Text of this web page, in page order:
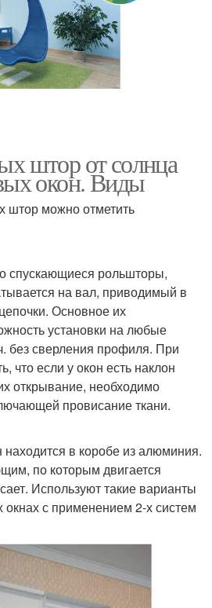
штор от солнца
окон. Виды
штор можно отметить
спускающиеся рольшторы,
на вал, приводимый в
Основное их
установки на любые
без сверления профиля. При
что если у окон есть наклон
открывание, необходимо
провисание ткани.
находится в коробе из алюминия.
по которым двигается
Используют такие варианты
окнах с применением 2-х систем